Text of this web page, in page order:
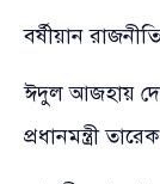
বর্ষীয়ান
ঈদুল আজহায়
প্রধানমন্ত্রী